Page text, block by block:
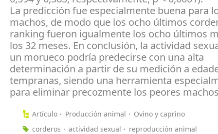
La predicción fue especialmente buena para
machos, de modo que los ocho últimos
ranking fueron igualmente los ocho últimos
los 32 meses. En conclusión, la actividad
un morueco podría predecirse con una alta
determinación a partir de su medición a
tempranas, siendo una herramienta
para eliminar precozmente los peores
Artículo Producción animal
Ovino y caprino
corderos
actividad sexual reproducción animal